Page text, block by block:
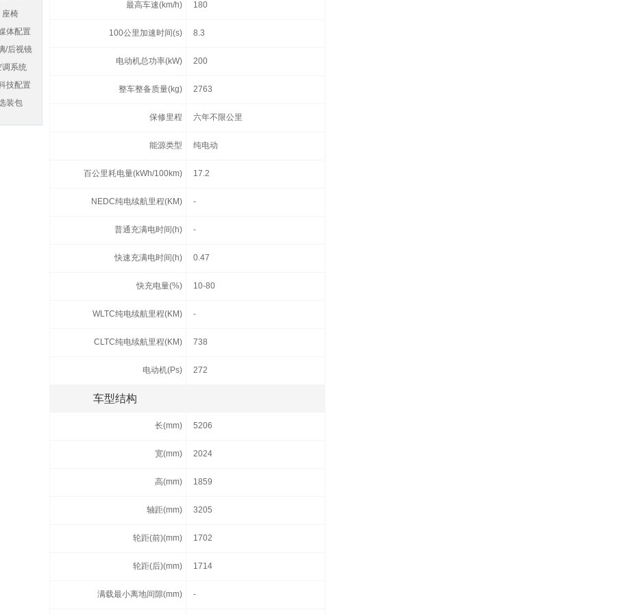
最高车速(km/h) 180
100公里加速时间(s) 8.3
电动机总功率(kW) 200
整车整备质量(kg) 2763
保修里程 六年不限公里
能源类型 纯电动
百公里耗电量(kWh/100km) 17.2
NEDC纯电续航里程(KM) -
普通充满电时间(h) -
快速充满电时间(h) 0.47
快充电量(%) 10-80
WLTC纯电续航里程(KM) -
CLTC纯电续航里程(KM) 738
电动机(Ps) 272
车型结构
长(mm) 5206
宽(mm) 2024
高(mm) 1859
轴距(mm) 3205
轮距(前)(mm) 1702
轮距(后)(mm) 1714
满载最小离地间隙(mm) -
座椅
体配置
/后视镜
调系统
技配置
装包